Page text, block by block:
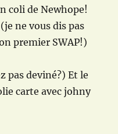
coli de Newhope!
ne vous dis pas
premier SWAP!)
pas deviné?) Et le
carte avec johny